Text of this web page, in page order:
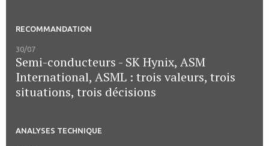
RECOMMANDATION
30/07
Semi-conducteurs - SK Hynix, ASM
International, ASML : trois valeurs, trois
situations, trois décisions
ANALYSES TECHNIQUE